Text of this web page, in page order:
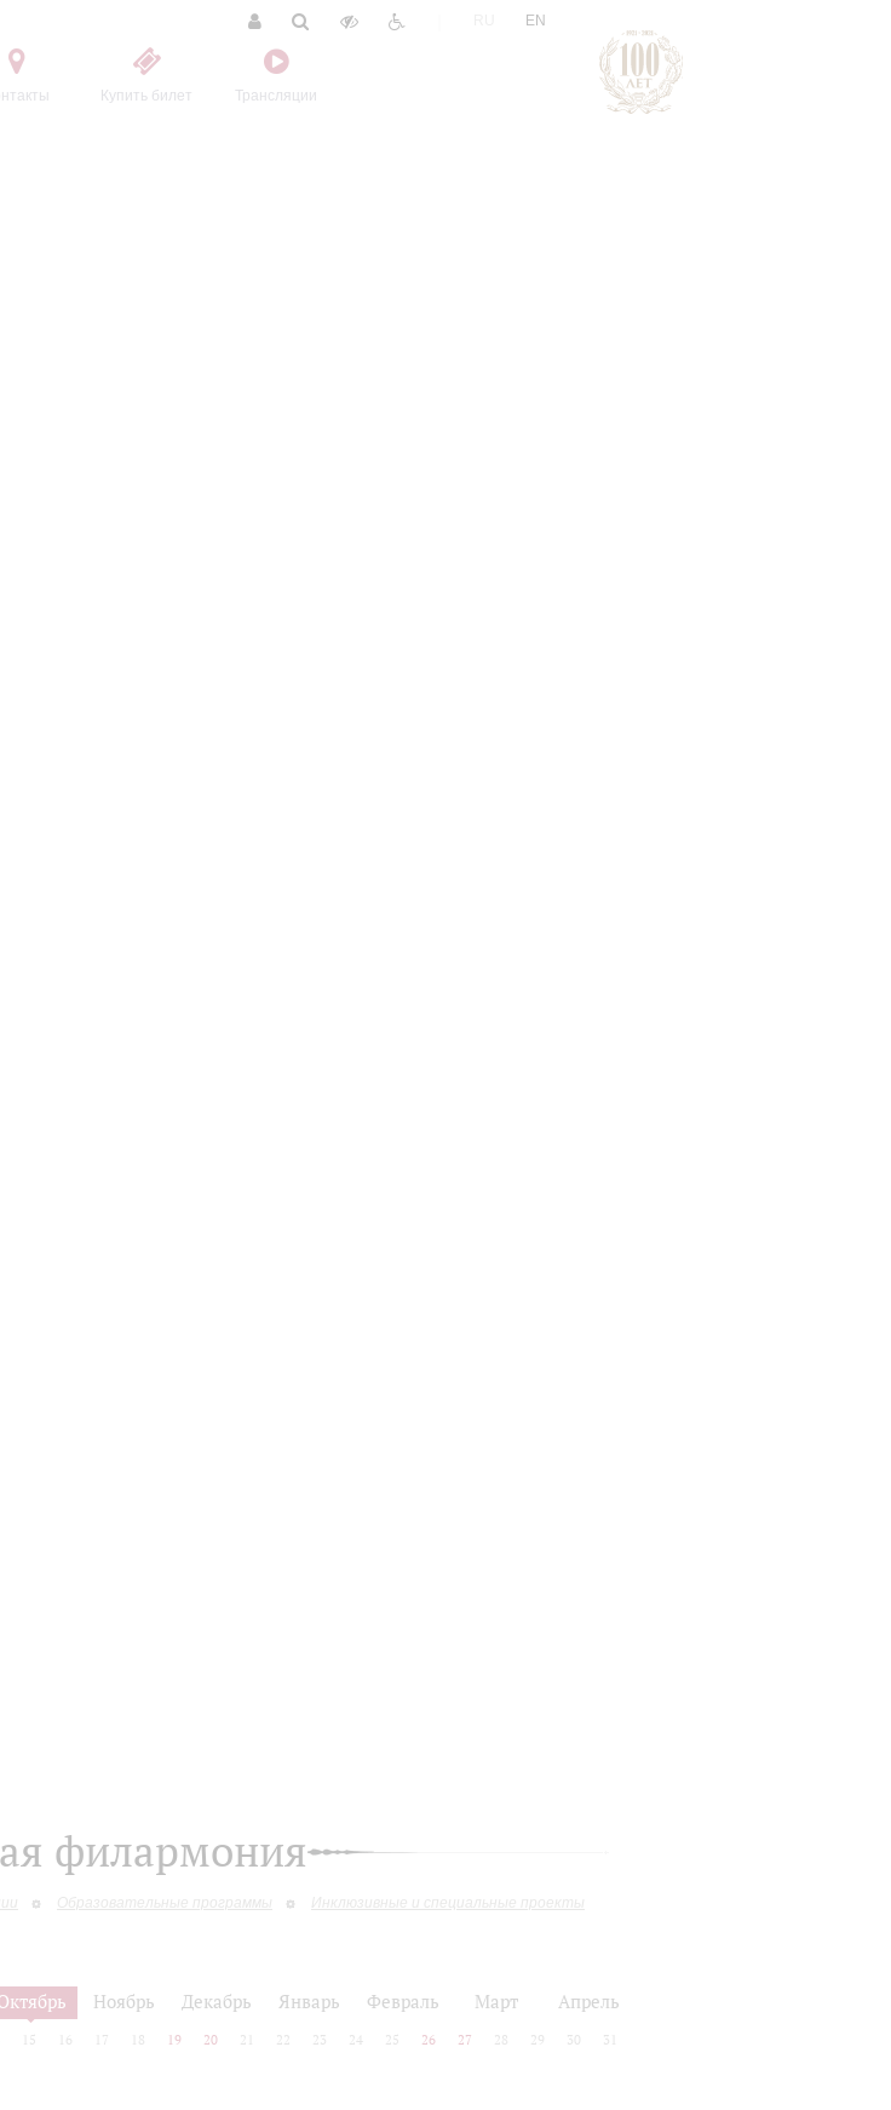
Купить билет Трансляции
EN
филармония
Образовательные программы Инклюзивные и специальные проекты
Ноябрь Декабрь Январь Февраль Март Апрель
15 16 17 18 19 20 21 22 23 24 25 26 27 28 29 30 31